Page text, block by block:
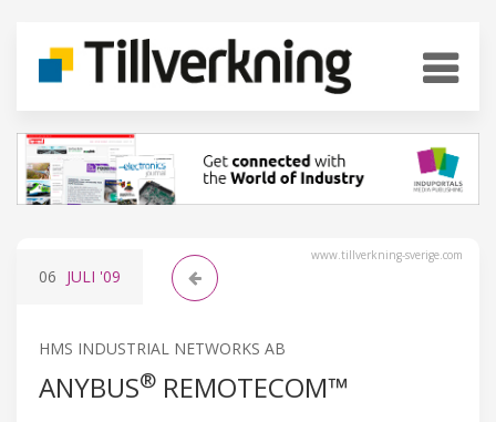
www.tillverkning-sverige.com
06 JULI '09
HMS INDUSTRIAL NETWORKS AB
ANYBUS® REMOTECOM™